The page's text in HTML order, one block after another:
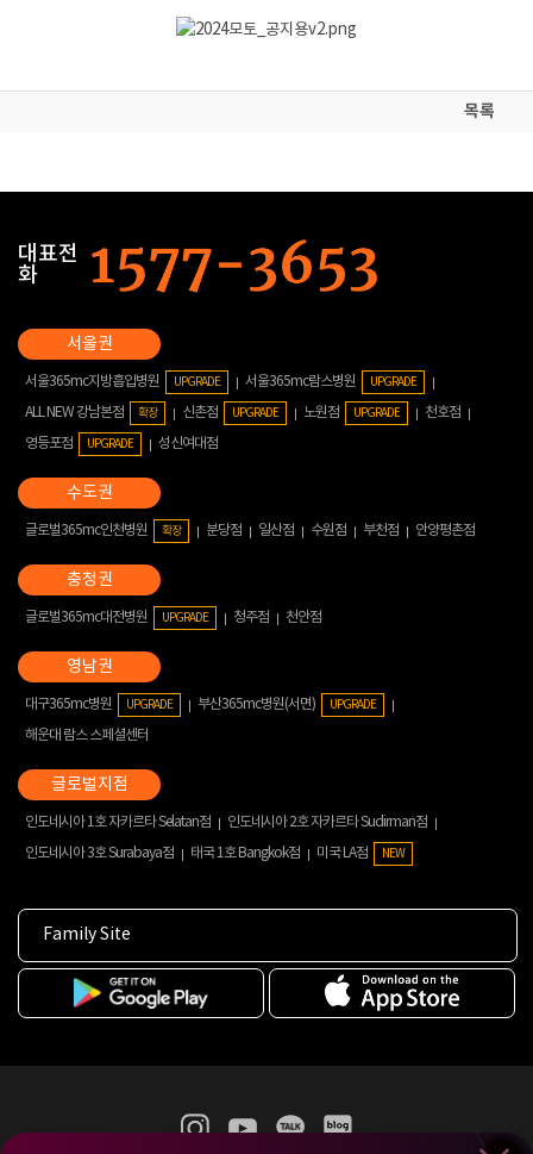
목록
대표전
화
서울365mc지방흡입병원 UPGRADE 서울365mc람스병원 UPGRADE
ALL NEW 강남본점 확장 신촌점 UPGRADE 노원점 UPGRADE
천호점
영등포점
UPGRADE 성신여대점
글로벌365mc인천병원 확장 분당점 일산점 수원점 부천점 안양평촌점
글로벌365mc대전병원 UPGRADE 청주점 천안점
대구365mc병원 UPGRADE 부산365mc병원(서면) UPGRADE
해운대 람스 스페셜센터
인도네시아 1호 자카르타 Selatan점
인도네시아 2호 자카르타 Sudirman점
인도네시아 3호 Surabaya점
태국 1호 Bangkok점 미국 LA점 NEW
Family Site